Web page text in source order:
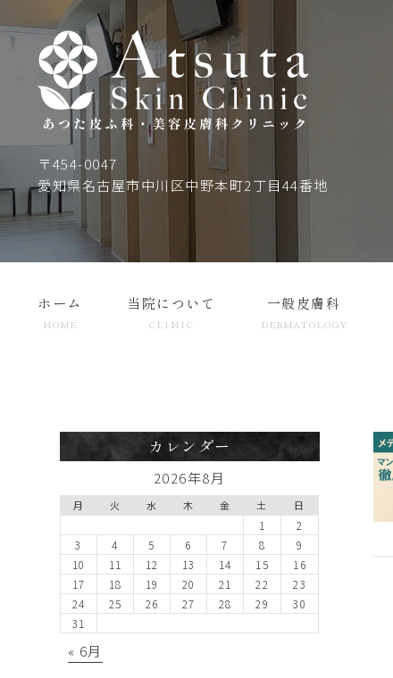
〒454-0047
愛知県名古屋市中川区中野本町2丁目44番地
ホーム
HOME
当院について
CLINIC
一般皮膚科
DERMATOLOGY
カレンダー
2026年8月
月 火 水 木 金 土 日
1
2
3
4 5 6 7 8
9
10
11 12 13 14 15
16
17
18 19 20 21 22
23
24
25 26 27 28 29
30
31
« 6月